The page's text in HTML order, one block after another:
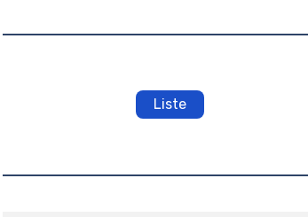
Liste